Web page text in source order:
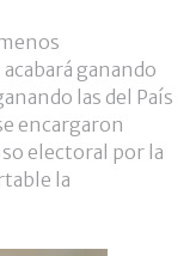
ganando
las del País
encargaron
electoral por la
la